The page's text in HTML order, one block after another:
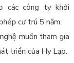
các công ty khởi
cư trú 5 năm.
muốn tham gia
triển của Hy Lạp.